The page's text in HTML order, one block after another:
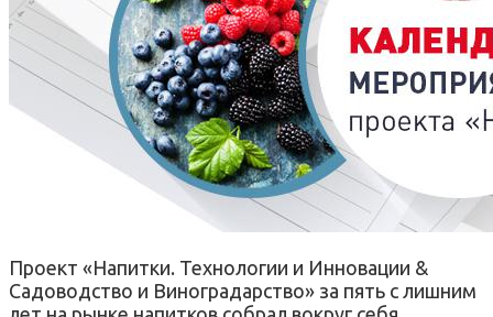
Проект «Напитки. Технологии и Инновации &
Садоводство и Виноградарство» за пять с лишним